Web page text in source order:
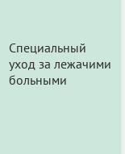
Специальный
уход за лежачими
больными